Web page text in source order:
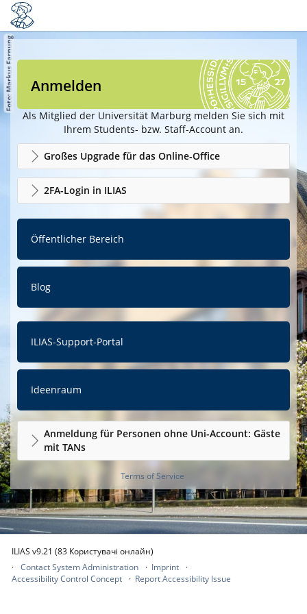
Anmelden
Als Mitglied der Universität Marburg melden Sie sich mit
Ihrem Students- bzw. Staff-Account an.
Großes Upgrade für das Online-Office
2FA-Login in ILIAS
Öffentlicher Bereich
Blog
ILIAS-Support-Portal
Ideenraum
Anmeldung für Personen ohne Uni-Account: Gäste
mit TANs
Terms of Service
ILIAS v9.21 (83 Користувачі онлайн)
Contact System Administration
Imprint
Accessibility Control Concept
Report Accessibility Issue